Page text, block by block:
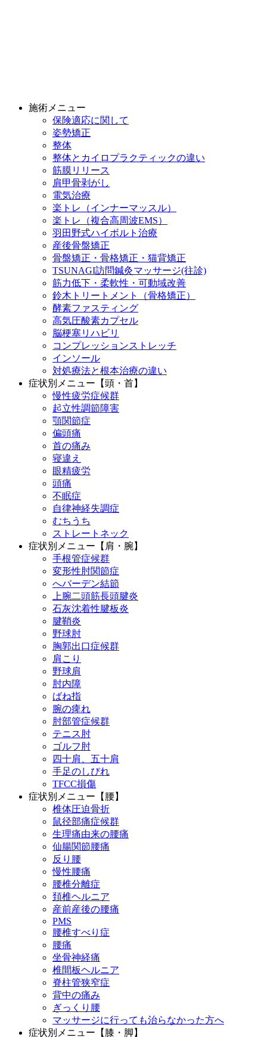
施術メニュー
保険適応に関して
姿勢矯正
整体
整体とカイロプラクティックの違い
筋膜リリース
肩甲骨剥がし
電気治療
楽トレ（インナーマッスル）
楽トレ（複合高周波EMS）
羽田野式ハイボルト治療
産後骨盤矯正
骨盤矯正・骨格矯正・猫背矯正
TSUNAGI訪問鍼灸マッサージ(往診)
筋力低下・柔軟性・可動域改善
鈴木トリートメント（骨格矯正）
酵素ファスティング
高気圧酸素カプセル
脳梗塞リハビリ
コンプレッションストレッチ
インソール
対処療法と根本治療の違い
症状別メニュー【頭・首】
慢性疲労症候群
起立性調節障害
顎関節症
偏頭痛
首の痛み
寝違え
眼精疲労
頭痛
不眠症
自律神経失調症
むちうち
ストレートネック
症状別メニュー【肩・腕】
手根管症候群
変形性肘関節症
へバーデン結節
上腕二頭筋長頭腱炎
石灰沈着性腱板炎
腱鞘炎
野球肘
胸郭出口症候群
肩こり
野球肩
肘内障
ばね指
腕の痺れ
肘部管症候群
テニス肘
ゴルフ肘
四十肩、五十肩
手足のしびれ
TFCC損傷
症状別メニュー【腰】
椎体圧迫骨折
鼠径部痛症候群
生理痛由来の腰痛
仙腸関節腰痛
反り腰
慢性腰痛
腰椎分離症
頚椎ヘルニア
産前産後の腰痛
PMS
腰椎すべり症
腰痛
坐骨神経痛
椎間板ヘルニア
脊柱管狭窄症
背中の痛み
ぎっくり腰
マッサージに行っても治らなかった方へ
症状別メニュー【膝・脚】